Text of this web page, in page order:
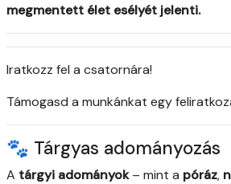
megmentett élet esélyét jelenti.
Iratkozz fel a csatornára!
Támogasd a munkánkat egy
🐾 Tárgyas adományozás
A tárgyi adományok– mint a póráz,